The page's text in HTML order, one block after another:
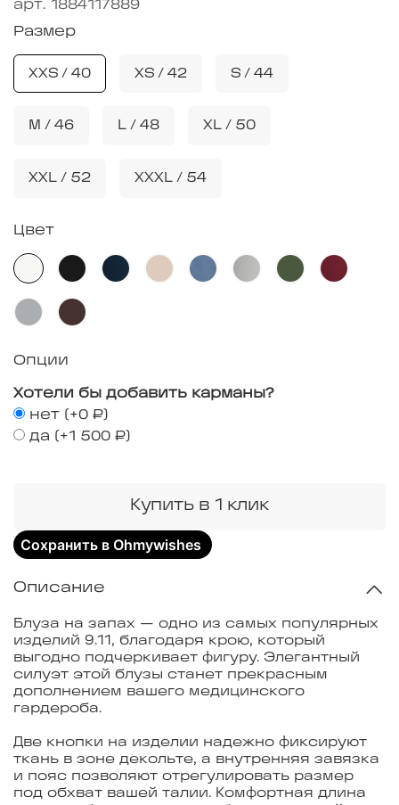
арт. 1884117889
Купить в 1 клик
Сохранить в Ohmywishes
Размер
XXS / 40 XS / 42 S / 44
M / 46 L / 48 XL / 50
XXL / 52 XXXL / 54
Цвет
Опции
Хотели бы добавить карманы?
нет (+0 ₽)
да (+1 500 ₽)
Описание
Блуза на запах — одно из самых популярных
изделий 9.11, благодаря крою, который
выгодно подчеркивает фигуру. Элегантный
силуэт этой блузы станет прекрасным
дополнением вашего медицинского
гардероба.
Две кнопки на изделии надежно фиксируют
ткань в зоне декольте, а внутренняя завязка
и пояс позволяют отрегулировать размер
под обхват вашей талии. Комфортная длина